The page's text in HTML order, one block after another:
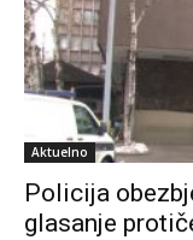
Aktuelno
Policija
glasanje